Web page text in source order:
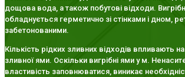
дощова вода, а також побутові відходи.
обладнується герметично зі стінками і дном,
забетонованими.
Кількість рідких зливних відходів впливають
зливної ями. Оскільки вигрібні ями у м.
властивість заповнюватися, виникає